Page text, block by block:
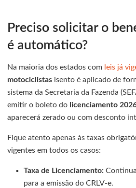
Preciso solicitar o
é automático?
Na maioria dos estados com leis já
motociclistas isento é aplicado de
sistema da Secretaria da Fazenda
emitir o boleto do licenciamento
aparecerá zerado ou com desconto
Fique atento apenas às taxas
vigentes em todos os casos:
Taxa de Licenciamento:
para a emissão do CRLV-e.